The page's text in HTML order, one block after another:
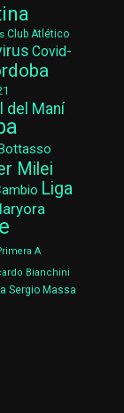
Club Atlético
Covid-
del Maní
Milei
Liga
A
Bianchini
Sergio Massa